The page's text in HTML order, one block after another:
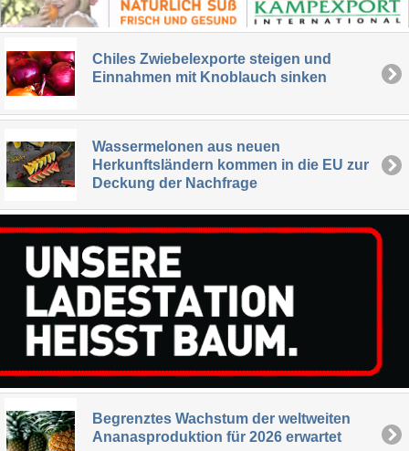
Chiles Zwiebelexporte steigen und
Einnahmen mit Knoblauch sinken
Wassermelonen aus neuen
Herkunftsländern kommen in die EU zur
Deckung der Nachfrage
Begrenztes Wachstum der weltweiten
Ananasproduktion für 2026 erwartet